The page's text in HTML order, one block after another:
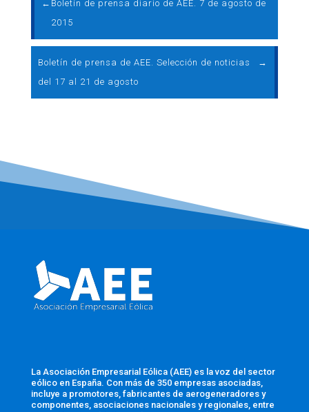
← Boletín de prensa diario de AEE. 7 de agosto de
2015
Boletín de prensa de AEE. Selección de noticias
del 17 al 21 de agosto
→
La Asociación Empresarial Eólica (AEE) es la voz del sector
eólico en España. Con más de 350 empresas asociadas,
incluye a promotores, fabricantes de aerogeneradores y
componentes, asociaciones nacionales y regionales, entre